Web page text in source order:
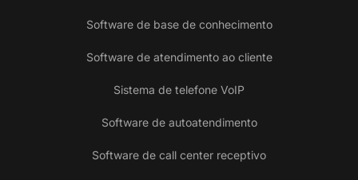
Software de base de conhecimento
Software de atendimento ao cliente
Sistema de telefone VoIP
Software de autoatendimento
Software de call center receptivo